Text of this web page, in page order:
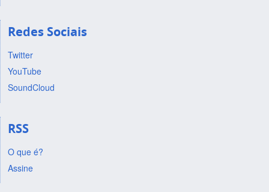
Redes Sociais
Twitter
YouTube
SoundCloud
RSS
O que é?
Assine